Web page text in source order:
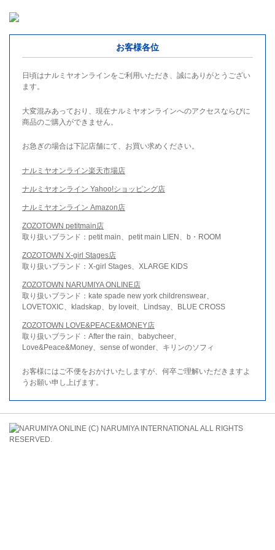
お客様各位
日頃はナルミヤオンラインをご利用いただき、誠にありがとうござい
ます。
大変混みあっており、現在ナルミヤオンラインへのアクセスならびに
商品のご購入ができません。
お急ぎの場合は下記店舗にて、お買い求めください。
ナルミヤオンライン楽天市場店
ナルミヤオンライン Yahoo!ショッピング店
ナルミヤオンライン Amazon店
ZOZOTOWN petitmain店
取り扱いブランド：petit main、petit main LIEN、b・ROOM
ZOZOTOWN X-girl Stages店
取り扱いブランド：X-girl Stages、XLARGE KIDS
ZOZOTOWN NARUMIYA ONLINE店
取り扱いブランド：kate spade new york childrenswear、
LOVETOXIC、kladskap、by loveit、Lindsay、BLUE CROSS
ZOZOTOWN LOVE&PEACE&MONEY店
取り扱いブランド：After the rain、babycheer、
Love&Peace&Money、sense of wonder、キリンのソフィ
お客様にはご不便をおかけいたしますが、何卒ご理解いただきますよ
うお願い申し上げます。